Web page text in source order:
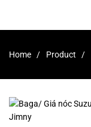
Home Product